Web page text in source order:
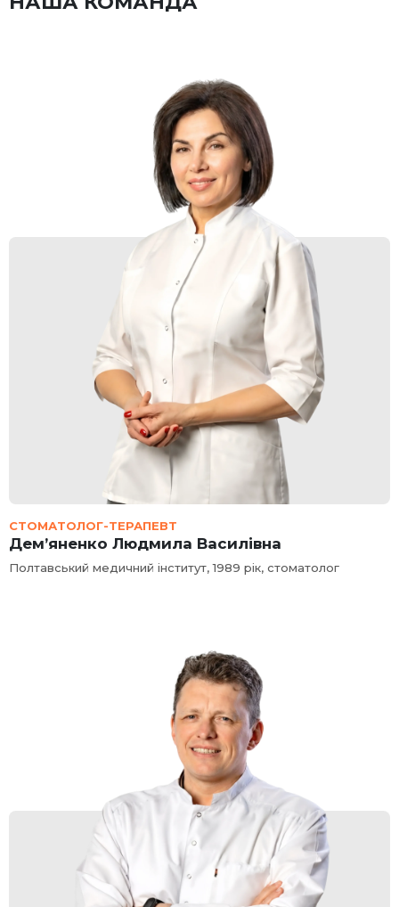
СТОМАТОЛОГ-ТЕРАПЕВТ
Дем’яненко Людмила Василівна
Полтавський медичний інститут, 1989 рік, стоматолог